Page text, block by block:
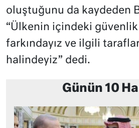
oluştuğunu da kaydeden
“Ülkenin içindeki
farkındayız ve ilgili
halindeyiz” dedi.
Günün 10